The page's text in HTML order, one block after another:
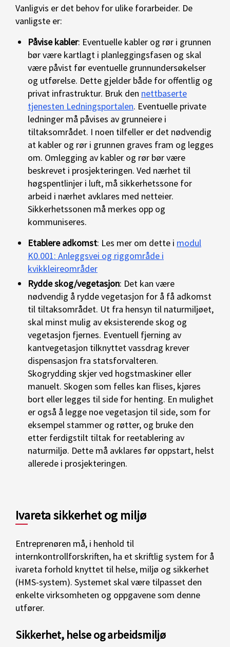
Vanligvis er det behov for ulike forarbeider. De
vanligste er:
Påvise kabler: Eventuelle kabler og rør i grunnen
bør være kartlagt i planleggingsfasen og skal
være påvist før eventuelle grunnundersøkelser
og utførelse. Dette gjelder både for offentlig og
privat infrastruktur. Bruk den nettbaserte
tjenesten Ledningsportalen. Eventuelle private
ledninger må påvises av grunneiere i
tiltaksområdet. I noen tilfeller er det nødvendig
at kabler og rør i grunnen graves fram og legges
om. Omlegging av kabler og rør bør være
beskrevet i prosjekteringen. Ved nærhet til
høgspentlinjer i luft, må sikkerhetssone for
arbeid i nærhet avklares med netteier.
Sikkerhetssonen må merkes opp og
kommuniseres.
Etablere adkomst: Les mer om dette i modul
K0.001: Anleggsvei og riggområde i
kvikkleireområder
Rydde skog/vegetasjon: Det kan være
nødvendig å rydde vegetasjon for å få adkomst
til tiltaksområdet. Ut fra hensyn til naturmiljøet,
skal minst mulig av eksisterende skog og
vegetasjon fjernes. Eventuell fjerning av
kantvegetasjon tilknyttet vassdrag krever
dispensasjon fra statsforvalteren.
Skogrydding skjer ved hogstmaskiner eller
manuelt. Skogen som felles kan flises, kjøres
bort eller legges til side for henting. En mulighet
er også å legge noe vegetasjon til side, som for
eksempel stammer og røtter, og bruke den
etter ferdigstilt tiltak for reetablering av
naturmiljø. Dette må avklares før oppstart, helst
allerede i prosjekteringen.
Ivareta sikkerhet og miljø
Entreprenøren må, i henhold til
internkontrollforskriften, ha et skriftlig system for å
ivareta forhold knyttet til helse, miljø og sikkerhet
(HMS-system). Systemet skal være tilpasset den
enkelte virksomheten og oppgavene som denne
utfører.
Sikkerhet, helse og arbeidsmiljø